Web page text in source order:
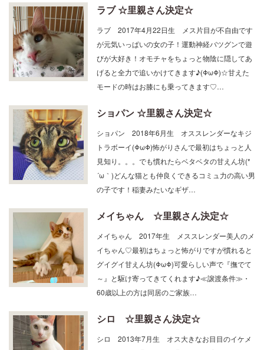
ラブ ☆里親さん決定☆
ラブ 2017年4月22日生 メス片目が不自由です
が元気いっぱいの女の子！運動神経バツグンで遊
びが大好き！オモチャをちょっと物陰に隠してあ
げると全力で追いかけてきます♪(ΦωΦ)☆甘えた
モードの時はお膝にも乗ってきます♡…
ショパン ☆里親さん決定☆
ショパン 2018年6月生 オススレンダーなキジ
トラボーイ(ΦωΦ)怖がりさんで最初はちょっと人
見知り。。。でも慣れたらベタベタの甘えん坊(*
´ω｀)どんな猫とも仲良くできるコミュ力の高い男
の子です！稲妻みたいなギザ…
メイちゃん ☆里親さん決定☆
メイちゃん 2017年生 メススレンダー美人のメ
イちゃん♡最初はちょっと怖がりですが慣れると
グイグイ甘えん坊(ΦωΦ)可愛らしい声で『撫でて
～』と駆け寄ってきてくれます♪≪譲渡条件≫・
60歳以上の方は同居のご家族…
シロ ☆里親さん決定☆
シロ 2013年7月生 オス大きなお目目のイケメ